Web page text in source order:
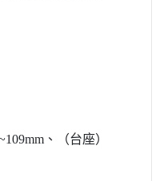
、（台座）